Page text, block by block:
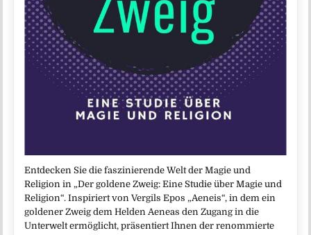
Entdecken Sie die faszinierende Welt der Magie und
Religion in „Der goldene Zweig: Eine Studie über Magie und
Religion“. Inspiriert von Vergils Epos „Aeneis“, in dem ein
goldener Zweig dem Helden Aeneas den Zugang in die
Unterwelt ermöglicht, präsentiert Ihnen der renommierte